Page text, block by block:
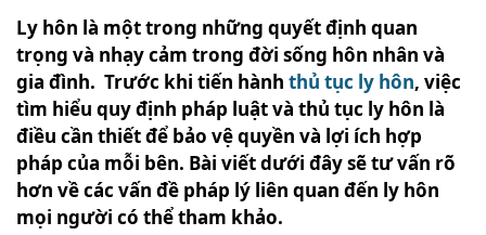
Ly hôn là một trong những quyết định quan
trọng và nhạy cảm trong đời sống hôn nhân và
gia đình. Trước khi tiến hành thủ tục ly hôn, việc
tìm hiểu quy định pháp luật và thủ tục ly hôn là
điều cần thiết để bảo vệ quyền và lợi ích hợp
pháp của mỗi bên. Bài viết dưới đây sẽ tư vấn rõ
hơn về các vấn đề pháp lý liên quan đến ly hôn
mọi người có thể tham khảo.